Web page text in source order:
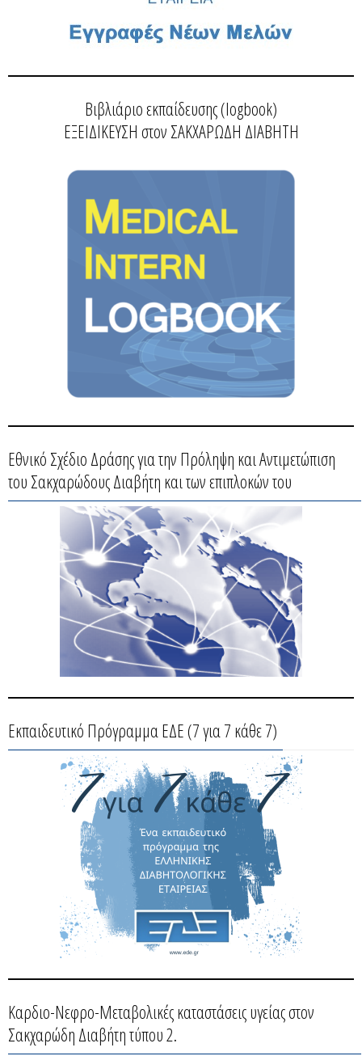
Βιβλιάριο εκπαίδευσης (logbook)
ΕΞΕΙΔΙΚΕΥΣΗ στον ΣΑΚΧΑΡΩΔΗ ΔΙΑΒΗΤΗ
Εθνικό Σχέδιο Δράσης για την Πρόληψη και Αντιμετώπιση
του Σακχαρώδους Διαβήτη και των επιπλοκών του
Εκπαιδευτικό Πρόγραμμα ΕΔΕ (7 για 7 κάθε 7)
Καρδιο-Νεφρο-Μεταβολικές καταστάσεις υγείας στον
Σακχαρώδη Διαβήτη τύπου 2.